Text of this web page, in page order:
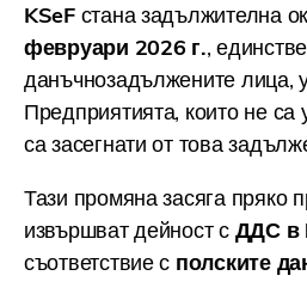
KSeFстана задължителна
февруари 2026 г.,
данъчнозадължените лица,
Предприятията, които не са
са засегнати от това
Тази промяна засяга пряко
извършват дейност с ДДС в
съответствие с полските